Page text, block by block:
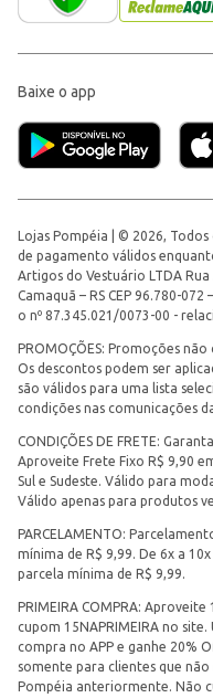
Baixe o app
Lojas Pompéia | © 2026,
de pagamento válidos
Artigos do Vestuário LTDA
Camaquã – RS CEP 96.780-
o nº 87.345.021/0073-00 -
PROMOÇÕES: Promoções
Os descontos podem ser
são válidos para uma lista
condições nas comunicações
CONDIÇÕES DE FRETE:
Aproveite Frete Fixo R$ 9,90
Sul e Sudeste. Válido para
Válido apenas para produtos
PARCELAMENTO:
mínima de R$ 9,99. De 6x a
parcela mínima de R$ 9,99.
PRIMEIRA COMPRA:
cupom 15NAPRIMEIRA no
compra no APP e ganhe 20%
somente para clientes que
Pompéia anteriormente. Não